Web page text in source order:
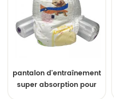
pantalon d'entraînement
super absorption pour